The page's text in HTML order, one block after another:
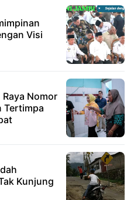
Visi
Nomor
Tertimpa
Kunjung